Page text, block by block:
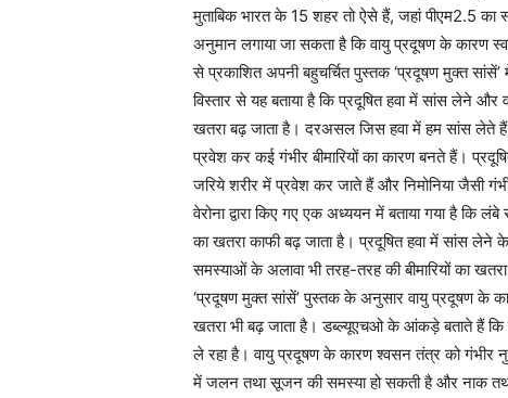
मुताबिक भारत के 15 शहर तो ऐसे हैं, जहां पीएम2.5 का
अनुमान लगाया जा सकता है कि वायु प्रदूषण के कारण
से प्रकाशित अपनी बहुचर्चित पुस्तक ‘प्रदूषण मुक्त
विस्तार से यह बताया है कि प्रदूषित हवा में सांस लेने और
खतरा बढ़ जाता है। दरअसल जिस हवा में हम सांस लेते
प्रवेश कर कई गंभीर बीमारियों का कारण बनते हैं।
जरिये शरीर में प्रवेश कर जाते हैं और निमोनिया जैसी
वेरोना द्वारा किए गए एक अध्ययन में बताया गया है कि
का खतरा काफी बढ़ जाता है। प्रदूषित हवा में सांस लेने
समस्याओं के अलावा भी तरह-तरह की बीमारियों का
‘प्रदूषण मुक्त सांसें’ पुस्तक के अनुसार वायु प्रदूषण के
खतरा भी बढ़ जाता है। डब्ल्यूएचओ के आंकड़े बताते हैं कि
ले रहा है। वायु प्रदूषण के कारण श्वसन तंत्र को
में जलन तथा सूजन की समस्या हो सकती है और नाक